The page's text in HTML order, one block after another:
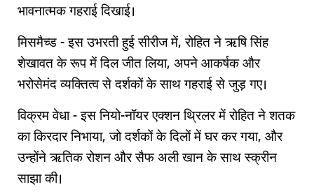
भावनात्मक गहराई दिखाई।
मिसमैच्ड - इस उभरती हुई सीरीज में, रोहित ने ऋषि सिंह
शेखावत के रूप में दिल जीत लिया, अपने आकर्षक और
भरोसेमंद व्यक्तित्व से दर्शकों के साथ गहराई से जुड़ गए।
विक्रम वेधा - इस नियो-नॉयर एक्शन थ्रिलर में रोहित ने शतक
का किरदार निभाया, जो दर्शकों के दिलों में घर कर गया, और
उन्होंने ऋतिक रोशन और सैफ अली खान के साथ स्क्रीन
साझा की।